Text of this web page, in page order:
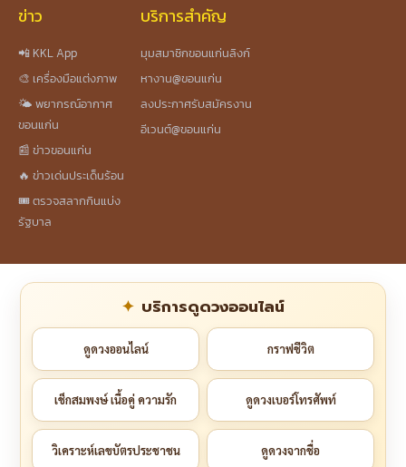
ข่าว
📲 KKL App
🎨 เครื่องมือแต่งภาพ
🌤️ พยากรณ์อากาศ
ขอนแก่น
📰 ข่าวขอนแก่น
🔥 ข่าวเด่นประเด็นร้อน
🎟️ ตรวจสลากกินแบ่ง
รัฐบาล
บริการสำคัญ
มุมสมาชิกขอนแก่นลิงก์
หางาน@ขอนแก่น
ลงประกาศรับสมัครงาน
อีเวนต์@ขอนแก่น
บริการดูดวงออนไลน์
ดูดวงออนไลน์ กราฟชีวิต
เช็กสมพงษ์ เนื้อคู่ ความรัก ดูดวงเบอร์โทรศัพท์
วิเคราะห์เลขบัตรประชาชน ดูดวงจากชื่อ